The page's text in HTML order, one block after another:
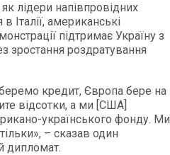
лідери напівпровідних
Італії, американські
підтримає Україну з
зростання роздратування
кредит, Європа бере на
відсотки, а ми [США]
українського фонду. Ми
– сказав один
дипломат.